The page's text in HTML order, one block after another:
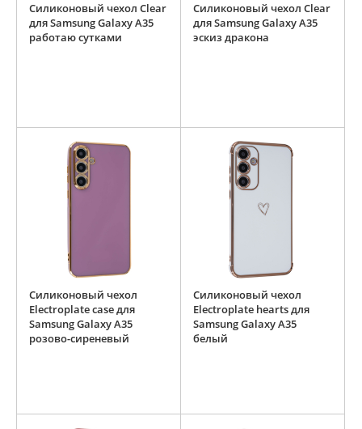
Силиконовый чехол Clear
для Samsung Galaxy A35
работаю сутками
Силиконовый чехол Clear
для Samsung Galaxy A35
эскиз дракона
Силиконовый чехол
Electroplate case для
Samsung Galaxy A35
розово-сиреневый
Силиконовый чехол
Electroplate hearts для
Samsung Galaxy A35
белый